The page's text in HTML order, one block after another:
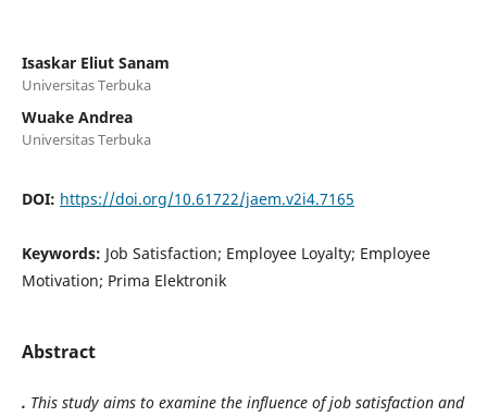
Isaskar Eliut Sanam
Universitas Terbuka
Wuake Andrea
Universitas Terbuka
DOI: https://doi.org/10.61722/jaem.v2i4.7165
Keywords: Job Satisfaction; Employee Loyalty; Employee
Motivation; Prima Elektronik
Abstract
. This study aims to examine the influence of job satisfaction and